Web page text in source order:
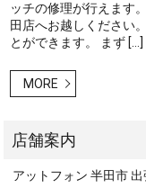
ッチの修理が行えます
田店へお越しください
とができます。 まず […]
MORE
アットフォン 半田市